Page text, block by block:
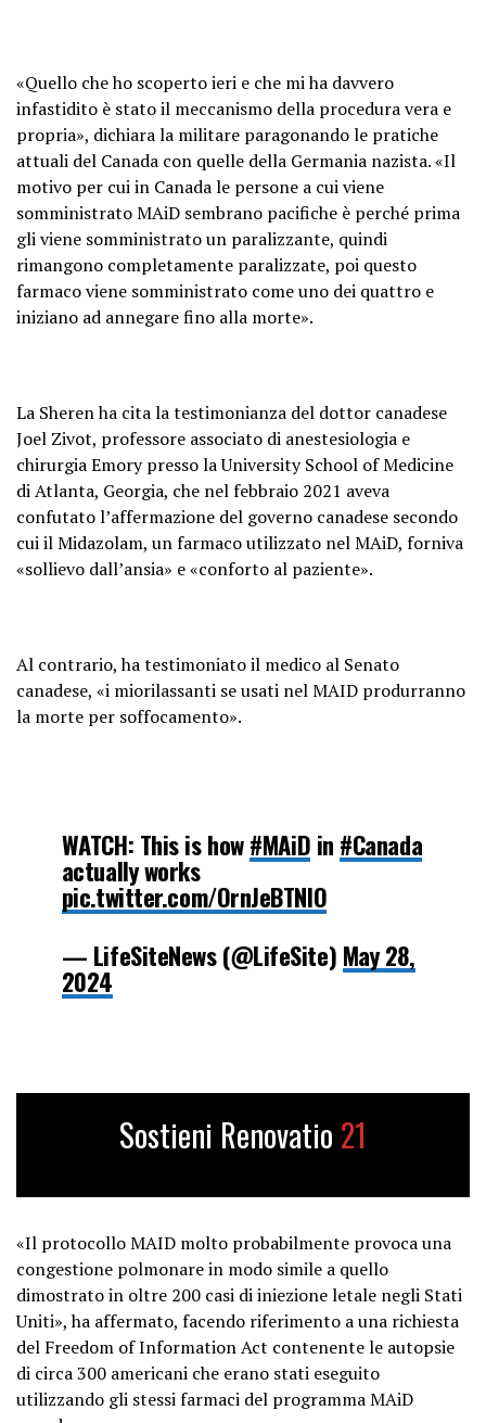
«Quello che ho scoperto ieri e che mi ha davvero
infastidito è stato il meccanismo della procedura vera e
propria», dichiara la militare paragonando le pratiche
attuali del Canada con quelle della Germania nazista. «Il
motivo per cui in Canada le persone a cui viene
somministrato MAiD sembrano pacifiche è perché prima
gli viene somministrato un paralizzante, quindi
rimangono completamente paralizzate, poi questo
farmaco viene somministrato come uno dei quattro e
iniziano ad annegare fino alla morte».
La Sheren ha cita la testimonianza del dottor canadese
Joel Zivot, professore associato di anestesiologia e
chirurgia Emory presso la University School of Medicine
di Atlanta, Georgia, che nel febbraio 2021 aveva
confutato l’affermazione del governo canadese secondo
cui il Midazolam, un farmaco utilizzato nel MAiD, forniva
«sollievo dall’ansia» e «conforto al paziente».
Al contrario, ha testimoniato il medico al Senato
canadese, «i miorilassanti se usati nel MAID produrranno
la morte per soffocamento».
WATCH: This is how#MAiD in #Canada
actually works
pic.twitter.com/OrnJeBTNlO
— LifeSiteNews (@LifeSite) May 28,
2024
Sostieni Renovatio 21
«Il protocollo MAID molto probabilmente provoca una
congestione polmonare in modo simile a quello
dimostrato in oltre 200 casi di iniezione letale negli Stati
Uniti», ha affermato, facendo riferimento a una richiesta
del Freedom of Information Act contenente le autopsie
di circa 300 americani che erano stati eseguito
utilizzando gli stessi farmaci del programma MAiD